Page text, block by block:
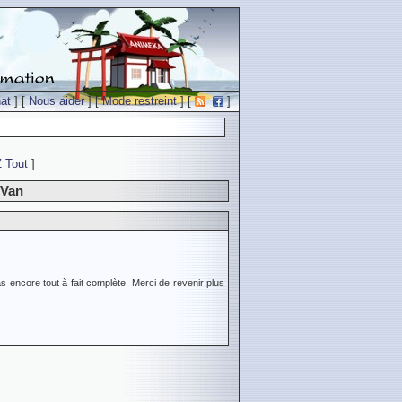
] [Nous aider] [Mode restreint] [ ]
Tout ]
encore tout à fait complète. Merci de revenir plus